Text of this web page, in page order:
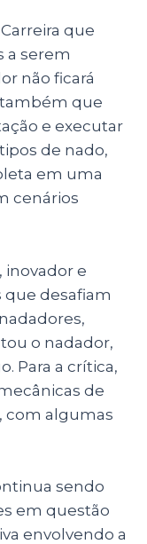
que
a serem
não ficará
que
e executar
de nado,
em uma
cenários
inovador e
desafiam
o nadador,
Para a crítica,
de
com algumas
sendo
em questão
envolvendo a